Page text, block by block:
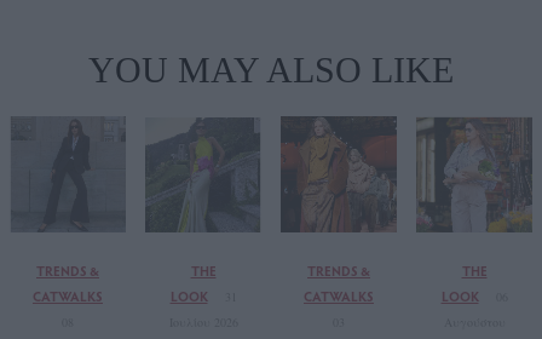
YOU MAY ALSO LIKE
TRENDS &
CATWALKS
THE
LOOK
TRENDS &
CATWALKS
THE
LOOK